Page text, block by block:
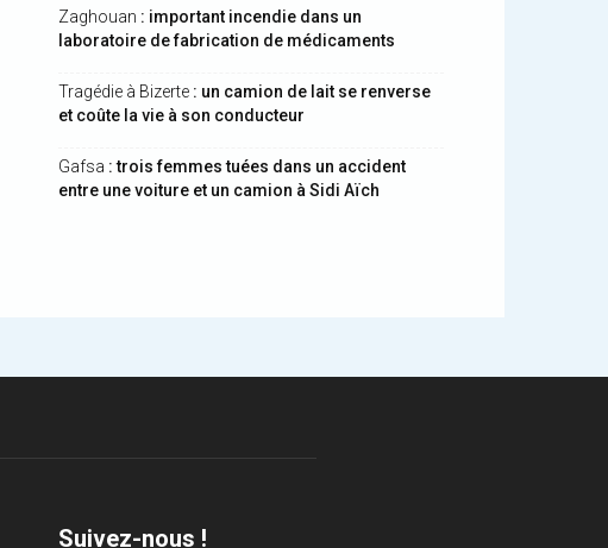
Zaghouan : important incendie dans un
laboratoire de fabrication de médicaments
Tragédie à Bizerte : un camion de lait se renverse
et coûte la vie à son conducteur
Gafsa : trois femmes tuées dans un accident
entre une voiture et un camion à Sidi Aïch
Suivez-nous !